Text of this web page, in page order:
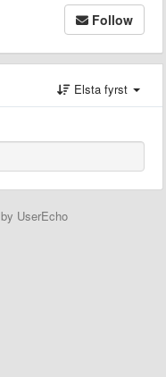
Follow
Elsta fyrst
by UserEcho